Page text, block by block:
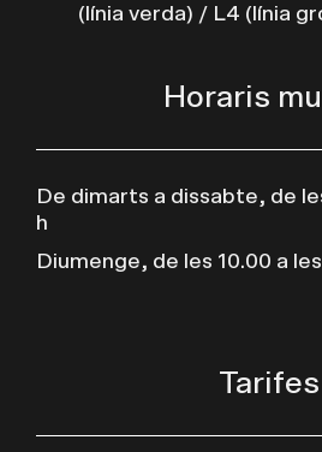
(línia verda) / L4 (línia
Horaris
De dimarts a dissabte, de
h
Diumenge, de les 10.00 a
Tarifes